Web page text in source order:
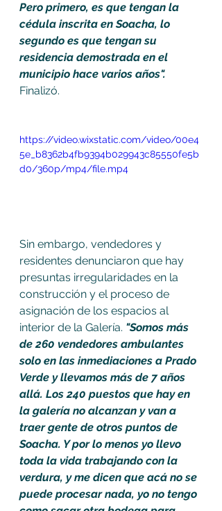
Pero primero, es que tengan la
cédula inscrita en Soacha, lo
segundo es que tengan su
residencia demostrada en el
municipio hace varios años".
Finalizó.
https://video.wixstatic.com/video/00e4
5e_b8362b4fb9394b029943c85550fe5b
d0/360p/mp4/file.mp4
Sin embargo, vendedores y
residentes denunciaron que hay
presuntas irregularidades en la
construcción y el proceso de
asignación de los espacios al
interior de la Galería. "Somos más
de 260 vendedores ambulantes
solo en las inmediaciones a Prado
Verde y llevamos más de 7 años
allá. Los 240 puestos que hay en
la galería no alcanzan y van a
traer gente de otros puntos de
Soacha. Y por lo menos yo llevo
toda la vida trabajando con la
verdura, y me dicen que acá no se
puede procesar nada, yo no tengo